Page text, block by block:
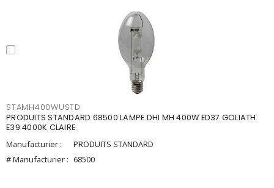
STAMH400WUSTD
PRODUITS STANDARD 68500 LAMPE DHI MH 400W ED37 GOLIATH
E39 4000K CLAIRE
Manufacturier :
PRODUITS STANDARD
# Manufacturier : 68500